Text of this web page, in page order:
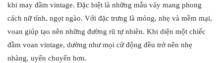
khi may đầm vintage. Đặc biệt là những mẫu váy mang phong
cách nữ tính, ngọt ngào. Với đặc trưng là mỏng, nhẹ và mềm mại,
voan giúp tạo nên những đường rũ tự nhiên. Khi diện một chiếc
đầm voan vintage, dường như mọi cử động đều trở nên nhẹ
nhàng, uyển chuyển hơn.